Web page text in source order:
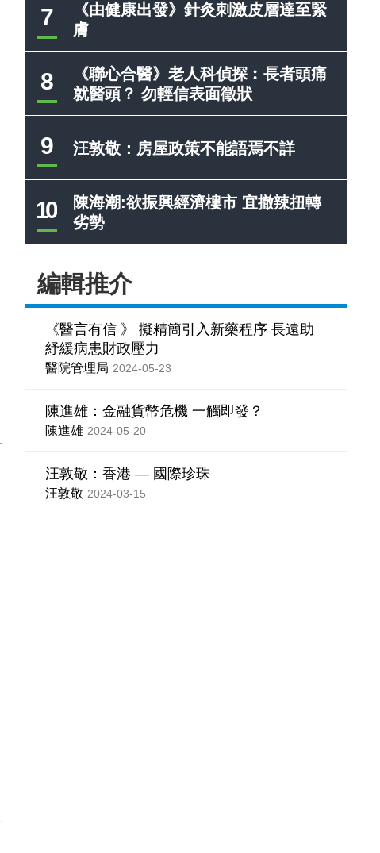
7
《由健康出發》針灸刺激皮層達至緊
膚
8
《聯心合醫》老人科偵探︰長者頭痛
就醫頭？ 勿輕信表面徵狀
9 汪敦敬：房屋政策不能語焉不詳
10
陳海潮:欲振興經濟樓市 宜撤辣扭轉
劣勢
編輯推介
《醫言有信 》 擬精簡引入新藥程序 長遠助
紓緩病患財政壓力
醫院管理局 2024-05-23
陳進雄：金融貨幣危機 一觸即發？
陳進雄 2024-05-20
汪敦敬：香港 — 國際珍珠
汪敦敬 2024-03-15